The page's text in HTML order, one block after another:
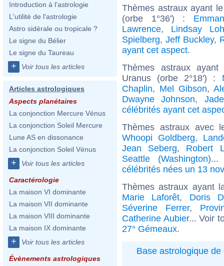
Introduction à l'astrologie
L'utilité de l'astrologie
Astro sidérale ou tropicale ?
Le signe du Bélier
Le signe du Taureau
+ Voir tous les articles
Articles astrologiques
Aspects planétaires
La conjonction Mercure Vénus
La conjonction Soleil Mercure
Lune AS en dissonance
La conjonction Soleil Vénus
+ Voir tous les articles
Caractérologie
La maison VI dominante
La maison VII dominante
La maison VIII dominante
La maison IX dominante
+ Voir tous les articles
Évènements astrologiques
Thèmes astraux ayant
(orbe 1°36') :
Lawrence, Lindsay
Spielberg,Jeff Buckley,
ayant cet aspect.
Thèmes astraux
Uranus (orbe 2°18') :
Chaplin, Mel Gibson,
Dwayne Johnson,
célébrités ayant cet
Thèmes astraux avec
Whoopi Goldberg,
Jean Seberg, Robert
Seattle (Washington)...
célébrités nées un 13
Thèmes astraux ayant
Marie Laforêt, Doris
Séverine Ferrer,
Catherine Aubier... Voir
27° Gémeaux.
Base astrologique de